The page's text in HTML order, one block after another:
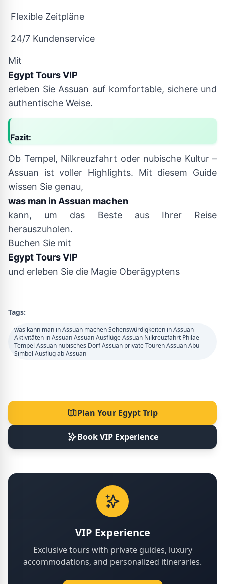
Flexible Zeitpläne
24/7 Kundenservice
Mit
Egypt Tours VIP
erleben Sie Assuan auf komfortable, sichere und
authentische Weise.
Fazit:
Ob Tempel, Nilkreuzfahrt oder nubische Kultur –
Assuan ist voller Highlights. Mit diesem Guide
wissen Sie genau,
was man in Assuan machen
kann, um das Beste aus Ihrer Reise
herauszuholen.
Buchen Sie mit
Egypt Tours VIP
und erleben Sie die Magie Oberägyptens
Tags:
was kann man in Assuan machen Sehenswürdigkeiten in Assuan
Aktivitäten in Assuan Assuan Ausflüge Assuan Nilkreuzfahrt Philae
Tempel Assuan nubisches Dorf Assuan private Touren Assuan Abu
Simbel Ausflug ab Assuan
Plan Your Egypt Trip
Book VIP Experience
VIP Experience
Exclusive tours with private guides, luxury
accommodations, and personalized itineraries.